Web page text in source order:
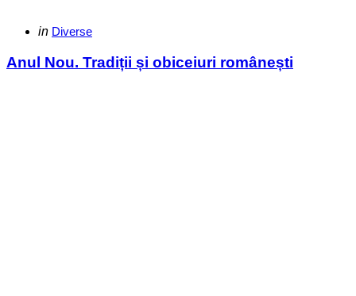
Categories
Posted
in Diverse
Anul Nou. Tradiții și obiceiuri românești